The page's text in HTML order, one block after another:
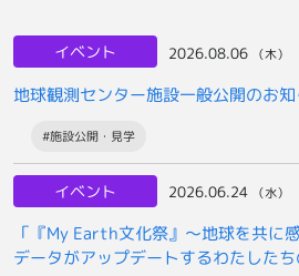
イベント 2026.08.06 （木）
地球観測センター施設一般公開のお
#施設公開・見学
イベント 2026.06.24 （水）
「『My Earth文化祭』～地球を共に
データがアップデートするわたしたち